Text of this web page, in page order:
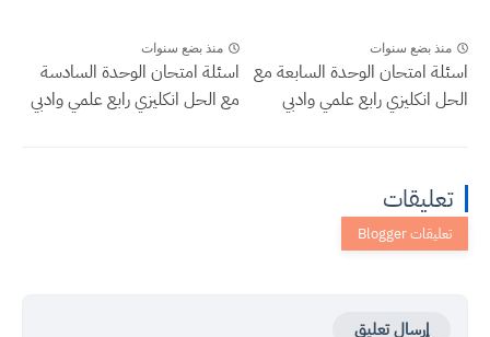
منذ بضع سنوات
اسئلة امتحان الوحدة السابعة مع
الحل انكليزي رابع علمي وادبي
منذ بضع سنوات
اسئلة امتحان الوحدة السادسة
مع الحل انكليزي رابع علمي وادبي
تعليقات
إرسال تعليق